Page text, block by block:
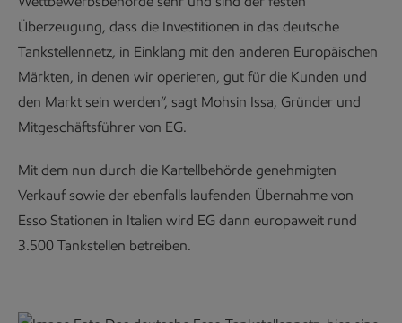
Überzeugung, dass die Investitionen in das deutsche
Tankstellennetz, in Einklang mit den anderen Europäischen
Märkten, in denen wir operieren, gut für die Kunden und
den Markt sein werden“, sagt Mohsin Issa, Gründer und
Mitgeschäftsführer von EG.
Mit dem nun durch die Kartellbehörde genehmigten
Verkauf sowie der ebenfalls laufenden Übernahme von
Esso Stationen in Italien wird EG dann europaweit rund
3.500 Tankstellen betreiben.